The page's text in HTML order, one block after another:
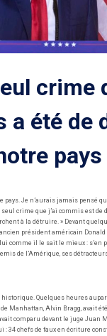
crime
a été de
pays
pays. Je n’aurais jamais pensé
crime que j’ai commis est de
à la détruire. » Devant
président américain
comme il le sait le mieux : s’en
de l’Amérique, ses
historique. Quelques heures
Manhattan, Alvin Bragg, avait
comparu devant le juge Juan
: 34 chefs de faux en écriture